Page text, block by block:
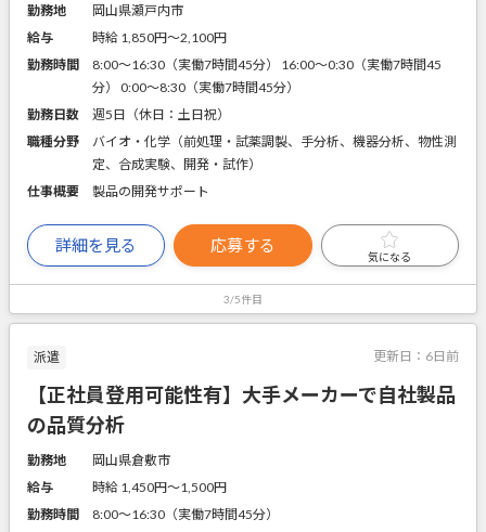
勤務地
岡山県瀬戸内市
給与
時給 1,850円〜2,100円
勤務時間
8:00～16:30（実働7時間45分） 16:00～0:30（実働7時間45
分） 0:00～8:30（実働7時間45分）
勤務日数
週5日（休日：土日祝）
職種分野
バイオ・化学（前処理・試薬調製、手分析、機器分析、物性測
定、合成実験、開発・試作）
仕事概要
製品の開発サポート
詳細を見る 応募する
気になる
3/5件目
派遣 更新日： 6日前
【正社員登用可能性有】大手メーカーで自社製品
の品質分析
勤務地
岡山県倉敷市
給与
時給 1,450円〜1,500円
勤務時間
8:00～16:30（実働7時間45分）